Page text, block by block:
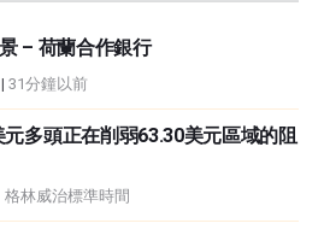
– 荷蘭合作銀行
| 31分鐘以前
多頭正在削弱63.30美元區域的阻
格林威治標準時間